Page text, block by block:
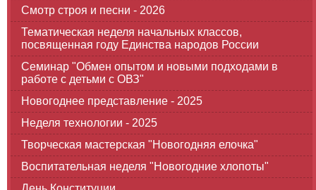
Смотр строя и песни - 2026
Тематическая неделя начальных классов,
посвященная году Единства народов России
Семинар "Обмен опытом и новыми подходами в
работе с детьми с ОВЗ"
Новогоднее представление - 2025
Неделя технологии - 2025
Творческая мастерская "Новогодняя елочка"
Воспитательная неделя "Новогодние хлопоты"